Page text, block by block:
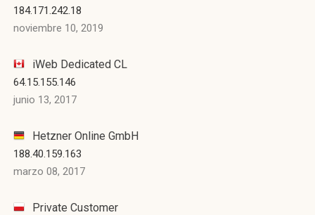
184.171.242.18
noviembre 10, 2019
iWeb Dedicated CL
64.15.155.146
junio 13, 2017
Hetzner Online GmbH
188.40.159.163
marzo 08, 2017
Private Customer